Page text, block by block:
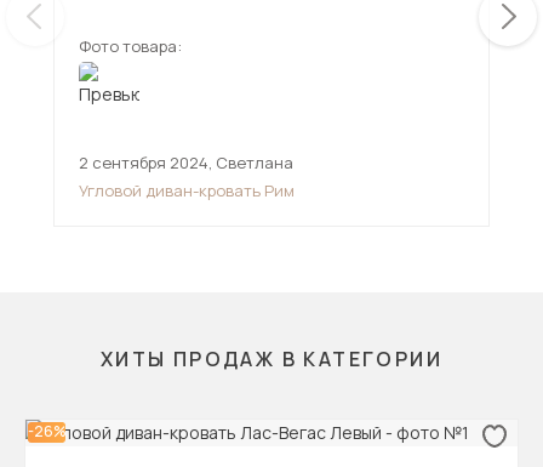
Фото товара:
2 сентября 2024, Светлана
Угловой диван-кровать Рим
ХИТЫ ПРОДАЖ В КАТЕГОРИИ
-26%